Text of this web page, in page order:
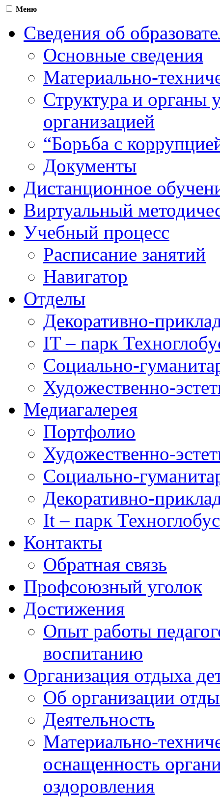
Меню
Сведения об
Основные сведения
Материально-
Структура и органы
организацией
“Борьба с
Документы
Дистанционное
Виртуальный
Учебный процесс
Расписание занятий
Навигатор
Отделы
Декоративно-
IT – парк
Социально-
Художественно-
Медиагалерея
Портфолио
Художественно-
Социально-
Декоративно-
It – парк Техноглобус
Контакты
Обратная связь
Профсоюзный уголок
Достижения
Опыт работы
воспитанию
Организация отдыха
Об организации
Деятельность
Материально-
оснащенность
оздоровления